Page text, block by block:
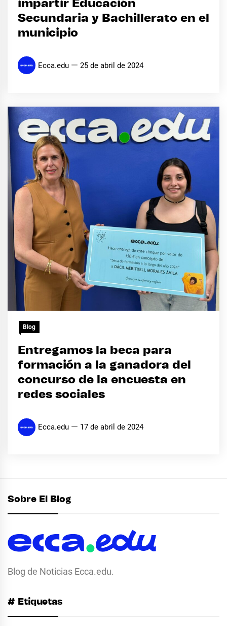
impartir Educación
Secundaria y Bachillerato en el
municipio
Ecca.edu 25 de abril de 2024
Blog
Entregamos la beca para
formación a la ganadora del
concurso de la encuesta en
redes sociales
Ecca.edu 17 de abril de 2024
Sobre El Blog
Blog de Noticias Ecca.edu.
# Etiquetas